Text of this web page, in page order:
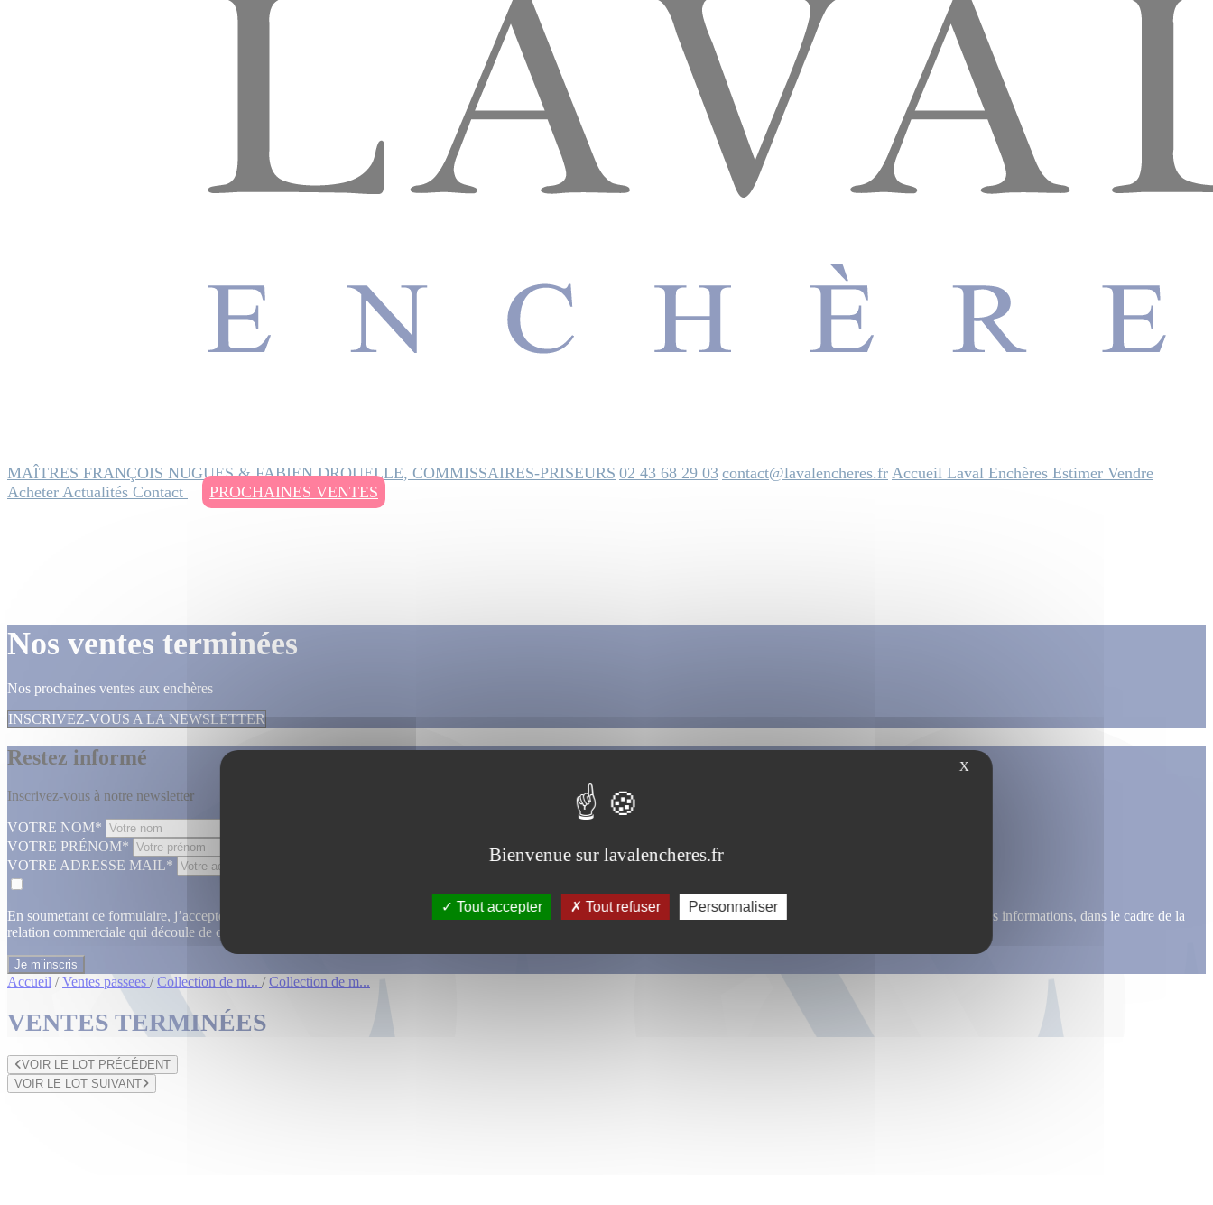
MAÎTRES FRANÇOIS NUGUES & FABIEN DROUELLE, COMMISSAIRES-PRISEURS 02 43 68 29 03 contact@lavalencheres.fr Accueil Laval Enchères Estimer Vendre
Acheter Actualités Contact PROCHAINES VENTES
Nos ventes terminées
Nos prochaines ventes aux enchères
INSCRIVEZ-VOUS A LA NEWSLETTER
Restez informé
Inscrivez-vous à notre newsletter
VOTRE NOM*
VOTRE PRÉNOM*
VOTRE ADRESSE MAIL*
En soumettant ce formulaire, j’accepte que les informations saisies dans ce formulaire soient utilisées, exploitées, traitées pour permettre de me recontacter, pour m’envoyer des informations, dans le cadre de la
relation commerciale qui découle de cette demande.
Accueil / Ventes passees / Collection de m... / Collection de m...
VENTES TERMINÉES
VOIR LE LOT PRÉCÉDENT
VOIR LE LOT SUIVANT
X
Bienvenue sur lavalencheres.fr
Tout accepter Tout refuser Personnaliser